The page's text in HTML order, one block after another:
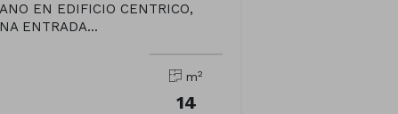
EN EDIFICIO CENTRICO,
ENTRADA...
m2
14